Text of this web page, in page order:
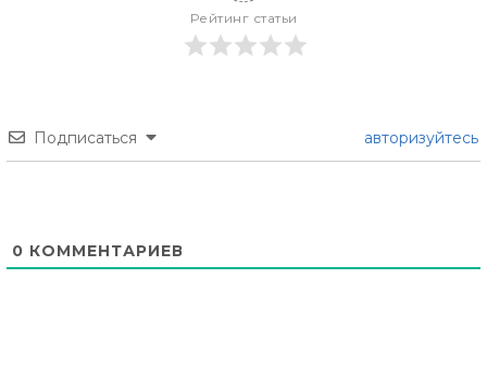
Рейтинг статьи
Подписаться авторизуйтесь
0 КОММЕНТАРИЕВ